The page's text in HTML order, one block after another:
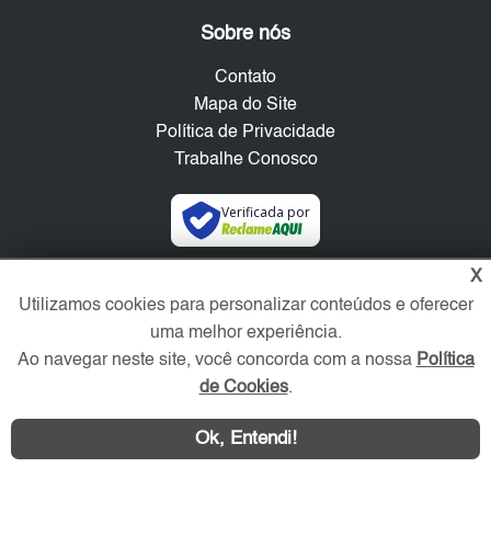
Sobre nós
Contato
Mapa do Site
Política de Privacidade
Trabalhe Conosco
Verificada por
X
Utilizamos cookies para personalizar conteúdos e oferecer
uma melhor experiência.
Ao navegar neste site, você concorda com a nossa Política
de Cookies.
Ok, Entendi!